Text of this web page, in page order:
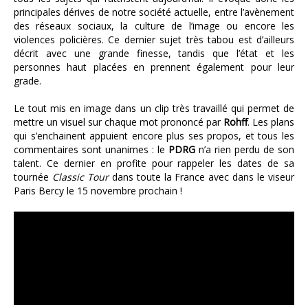
principales dérives de notre société actuelle, entre l’avènement
des réseaux sociaux, la culture de l’image ou encore les
violences policières. Ce dernier sujet très tabou est d’ailleurs
décrit avec une grande finesse, tandis que l’état et les
personnes haut placées en prennent également pour leur
grade.
Le tout mis en image dans un clip très travaillé qui permet de
mettre un visuel sur chaque mot prononcé par Rohff. Les plans
qui s’enchainent appuient encore plus ses propos, et tous les
commentaires sont unanimes : le PDRG n’a rien perdu de son
talent. Ce dernier en profite pour rappeler les dates de sa
tournée Classic Tourdans toute la France avec dans le viseur
Paris Bercy le 15 novembre prochain !